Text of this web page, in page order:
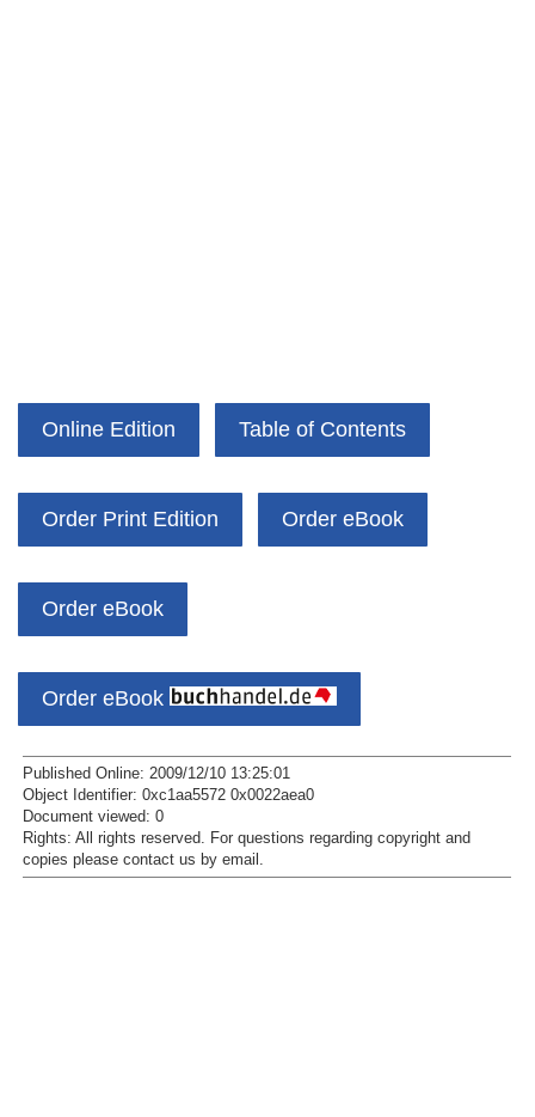
Online Edition Table of Contents
Order Print Edition Order eBook
Order eBook
Order eBook
Published Online: 2009/12/10 13:25:01
Object Identifier: 0xc1aa5572 0x0022aea0
Document viewed: 0
Rights: All rights reserved.
For questions regarding copyright and
copies please contact us by email